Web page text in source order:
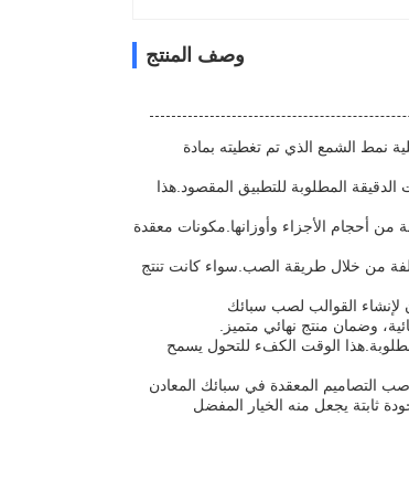
وصف المنتج
نمط الشمع الذي تم تغطيته بمادة
تلبي المواصفات الدقيقة المطلوبة للتطبيق المقصود.هذا
واسعة من أحجام الأجزاء وأوزانها.مكونات معقدة
من خلال طريقة الصب.سواء كانت تنتج
القوالب لصب سبائك
وضمان منتج نهائي متميز.
على تعقيد وحجم الأجزاء المطلوبة.هذا الوقت الكفء للتحول يسمح
التصاميم المعقدة في سبائك المعادن
ثابتة يجعل منه الخيار المفضل